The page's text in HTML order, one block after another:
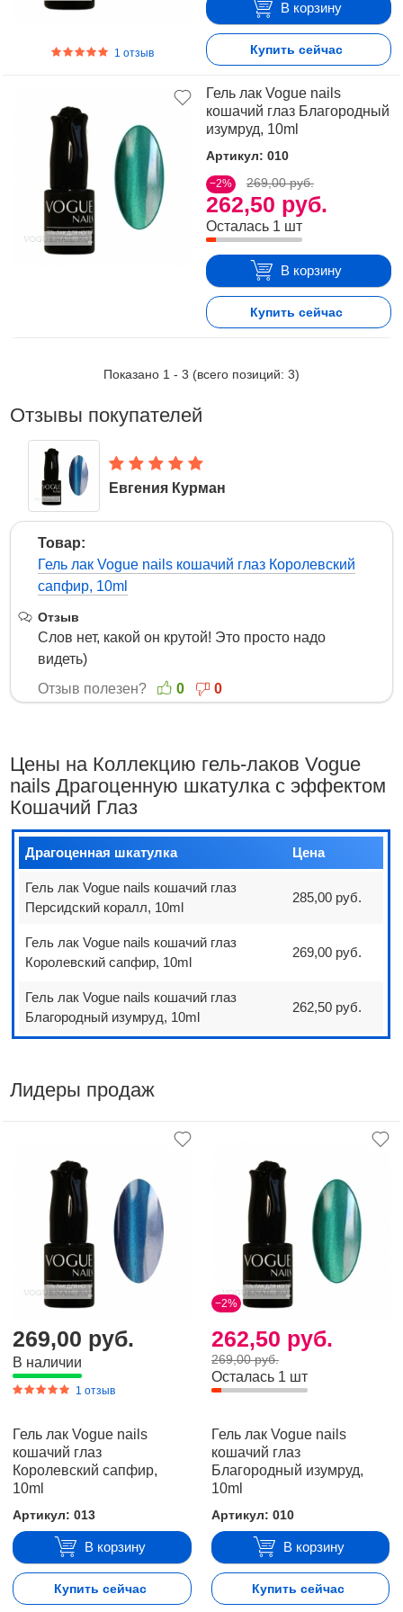
1 отзыв
В корзину
Купить сейчас
Гель лак Vogue nails
кошачий глаз Благородный
изумруд, 10ml
Артикул: 010
−2%
262,50 руб.
269,00 руб.
Осталась 1 шт
В корзину
Купить сейчас
Показано 1 - 3 (всего позиций: 3)
Отзывы покупателей
Евгения Курман
Товар:
Гель лак Vogue nails кошачий глаз Королевский
сапфир, 10ml
Отзыв
Слов нет, какой он крутой! Это просто надо
видеть)
Отзыв полезен?
0 0
Цены на Коллекцию гель-лаков Vogue
nails Драгоценную шкатулка с эффектом
Кошачий Глаз
Драгоценная шкатулка Цена
Гель лак Vogue nails кошачий глаз
Персидский коралл, 10ml
285,00 руб.
Гель лак Vogue nails кошачий глаз
Королевский сапфир, 10ml
269,00 руб.
Гель лак Vogue nails кошачий глаз
Благородный изумруд, 10ml
262,50 руб.
Лидеры продаж
269,00 руб.
В наличии
1 отзыв
Гель лак Vogue nails
кошачий глаз
Королевский сапфир,
10ml
Артикул: 013
В корзину
Купить сейчас
−2%
262,50 руб.
269,00 руб.
Осталась 1 шт
Гель лак Vogue nails
кошачий глаз
Благородный изумруд,
10ml
Артикул: 010
В корзину
Купить сейчас